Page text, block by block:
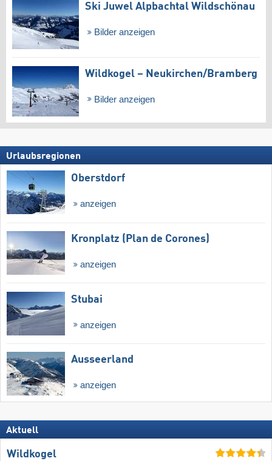
Ski Juwel Alpbachtal Wildschönau
Bilder anzeigen
Wildkogel – Neukirchen/​Bramberg
Bilder anzeigen
Urlaubsregionen
Oberstdorf
anzeigen
Kronplatz (Plan de Corones)
anzeigen
Stubai
anzeigen
Ausseerland
anzeigen
Aktuell
Wildkogel